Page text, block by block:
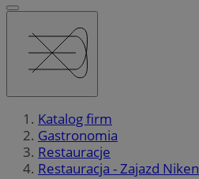
Katalog firm
Gastronomia
Restauracje
Restauracja - Zajazd Niken